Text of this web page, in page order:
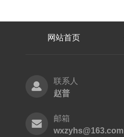
网站首页
联系人
赵普
邮箱
wxzyhs@163.com